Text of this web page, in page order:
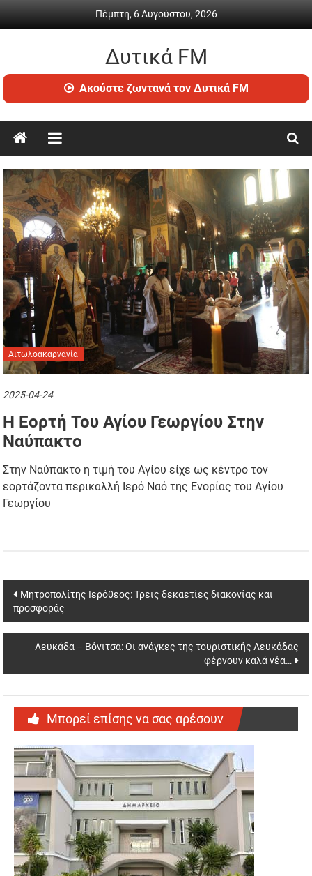
Πέμπτη, 6 Αυγούστου, 2026
Δυτικά FM
Ραδιόφωνο
•
ενημέρωση
Ακούστε ζωντανά τον Δυτικά FM
Αιτωλοακαρνανία
2025-04-24
Η Εορτή Του Αγίου Γεωργίου Στην
Ναύπακτο
Στην Ναύπακτο η τιμή του Αγίου είχε ως κέντρο τον
εορτάζοντα περικαλλή Ιερό Ναό της Ενορίας του Αγίου
Γεωργίου
Post
navigation
Μητροπολίτης Ιερόθεος: Τρεις δεκαετίες διακονίας και
προσφοράς
Λευκάδα – Βόνιτσα: Οι ανάγκες της τουριστικής Λευκάδας
φέρνουν καλά νέα…
Μπορεί επίσης να σας αρέσουν